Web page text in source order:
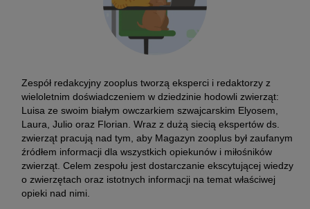
Zespół redakcyjny zooplus tworzą eksperci i redaktorzy z
wieloletnim doświadczeniem w dziedzinie hodowli zwierząt:
Luisa ze swoim białym owczarkiem szwajcarskim Elyosem,
Laura, Julio oraz Florian. Wraz z dużą siecią ekspertów ds.
zwierząt pracują nad tym, aby Magazyn zooplus był zaufanym
źródłem informacji dla wszystkich opiekunów i miłośników
zwierząt. Celem zespołu jest dostarczanie ekscytującej wiedzy
o zwierzętach oraz istotnych informacji na temat właściwej
opieki nad nimi.